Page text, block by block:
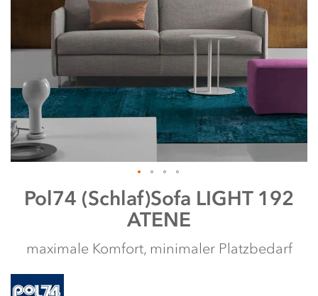
Zum
Anfang
springen
Pol74 (Schlaf)Sofa LIGHT 192
ATENE
maximale Komfort, minimaler Platzbedarf